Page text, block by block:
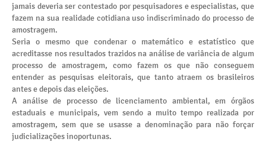
jamais deveria ser contestado por pesquisadores e especialistas, que
fazem na sua realidade cotidiana uso indiscriminado do processo de
amostragem.
Seria o mesmo que condenar o matemático e estatístico que
acreditasse nos resultados trazidos na análise de variância de algum
processo de amostragem, como fazem os que não conseguem
entender as pesquisas eleitorais, que tanto atraem os brasileiros
antes e depois das eleições.
A análise de processo de licenciamento ambiental, em órgãos
estaduais e municipais, vem sendo a muito tempo realizada por
amostragem, sem que se usasse a denominação para não forçar
judicializações inoportunas.